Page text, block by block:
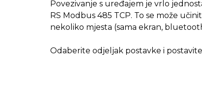
Povezivanje s uređajem je vrlo
RS Modbus 485 TCP. To se može
nekoliko mjesta (sama ekran,
Odaberite odjeljak postavke i